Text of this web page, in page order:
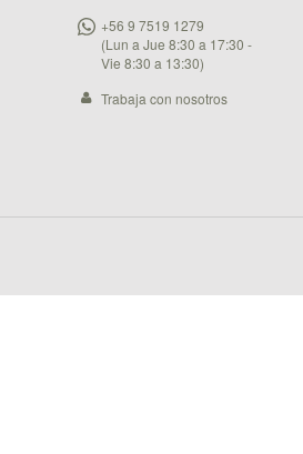
+56 9 7519 1279
(Lun a Jue 8:30 a 17:30 -
Vie 8:30 a 13:30)
Trabaja con nosotros